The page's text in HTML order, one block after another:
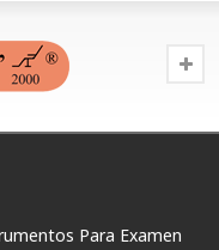
Para Examen